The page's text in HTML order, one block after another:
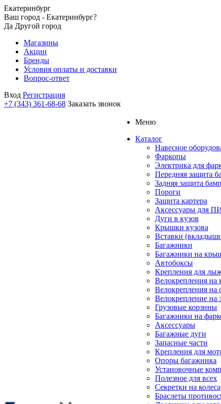
Екатеринбург
Ваш город - Екатеринбург?
Да Другой город
Магазины
Акции
Бренды
Условия оплаты и доставки
Вопрос-ответ
Вход Регистрация
+7 (343) 361-68-68 Заказать звонок
Меню
Каталог
Навесное
Фаркопы
Электрика для
Передняя защита
Задняя защита
Пороги
Защита картера
Аксессуары для
Дуги в кузов
Крышки кузова
Вставки
Багажники
Багажники на
Автобоксы
Крепления для
Велокрепления
Велокрепления на
Велокрепление на
Грузовые корзины
Багажники на
Аксессуары
Багажные дуги
Запасные части
Крепления для
Опоры багажника
Установочные
Полезное для всех
Секретки на колеса
Браслеты